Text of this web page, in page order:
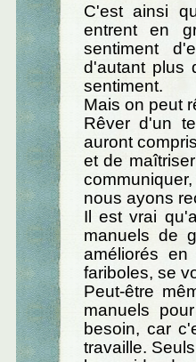
C'est ainsi
entrent en
sentiment
d'autant plus
sentiment.
Mais on peut
Rêver d'un
auront
et de
nous ayons
Il est vrai
manuels de
améliorés
fariboles, se
Peut-être
manuels
besoin, car
travaille.